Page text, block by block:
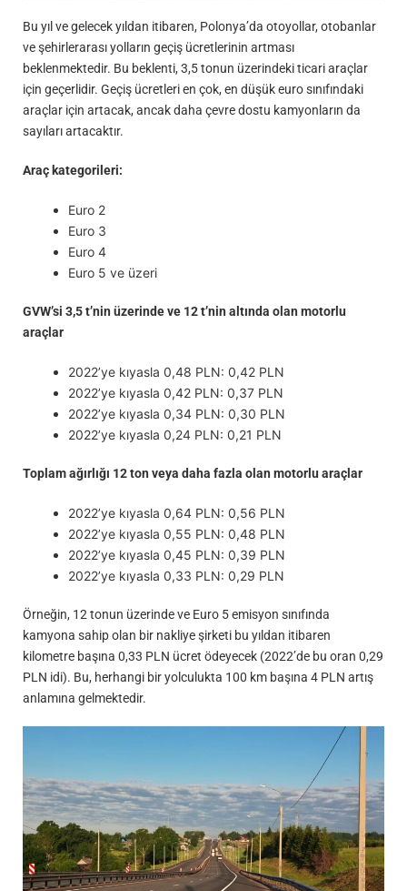
Bu yıl ve gelecek yıldan itibaren, Polonya’da otoyollar, otobanlar
ve şehirlerarası yolların geçiş ücretlerinin artması
beklenmektedir. Bu beklenti, 3,5 tonun üzerindeki ticari araçlar
için geçerlidir. Geçiş ücretleri en çok, en düşük euro sınıfındaki
araçlar için artacak, ancak daha çevre dostu kamyonların da
sayıları artacaktır.
Araç kategorileri:
Euro 2
Euro 3
Euro 4
Euro 5 ve üzeri
GVW’si 3,5 t’nin üzerinde ve 12 t’nin altında olan motorlu
araçlar
2022’ye kıyasla 0,48 PLN: 0,42 PLN
2022’ye kıyasla 0,42 PLN: 0,37 PLN
2022’ye kıyasla 0,34 PLN: 0,30 PLN
2022’ye kıyasla 0,24 PLN: 0,21 PLN
Toplam ağırlığı 12 ton veya daha fazla olan motorlu araçlar
2022’ye kıyasla 0,64 PLN: 0,56 PLN
2022’ye kıyasla 0,55 PLN: 0,48 PLN
2022’ye kıyasla 0,45 PLN: 0,39 PLN
2022’ye kıyasla 0,33 PLN: 0,29 PLN
Örneğin, 12 tonun üzerinde ve Euro 5 emisyon sınıfında
kamyona sahip olan bir nakliye şirketi bu yıldan itibaren
kilometre başına 0,33 PLN ücret ödeyecek (2022’de bu oran 0,29
PLN idi). Bu, herhangi bir yolculukta 100 km başına 4 PLN artış
anlamına gelmektedir.